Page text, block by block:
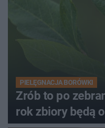
PIELĘGNACJA BORÓWKI
Zrób to po
rok zbiory będą